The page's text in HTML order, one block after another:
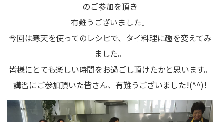
のご参加を頂き
有難うございました。
今回は寒天を使ってのレシピで、タイ料理に趣を変えてみ
ました。
皆様にとても楽しい時間をお過ごし頂けたかと思います。
講習にご参加頂いた皆さん、有難うございました!(^^)!